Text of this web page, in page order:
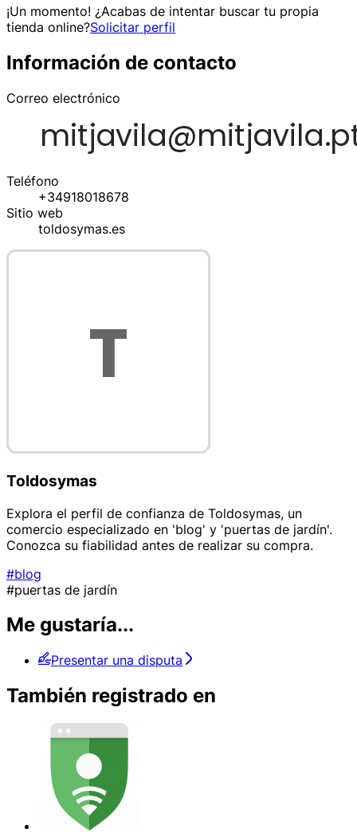
¡Un momento! ¿Acabas de intentar buscar tu propia
tienda online?Solicitar perfil
Información de contacto
Correo electrónico
Teléfono
+34918018678
Sitio web
toldosymas.es
Toldosymas
Explora el perfil de confianza de Toldosymas, un
comercio especializado en 'blog' y 'puertas de jardín'.
Conozca su fiabilidad antes de realizar su compra.
#blog
#puertas de jardín
Me gustaría...
Presentar una disputa
También registrado en